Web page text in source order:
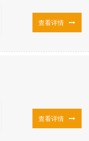
查看详情
查看详情